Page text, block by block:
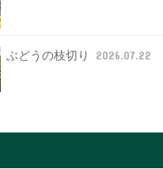
ぶどうの枝切り 2026.07.22